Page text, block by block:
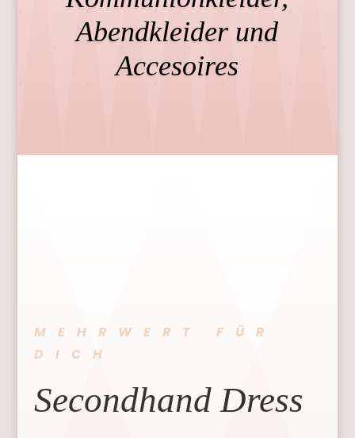
Abendkleider und
Accesoires
MEHRWERT FÜR
DICH
Secondhand Dress